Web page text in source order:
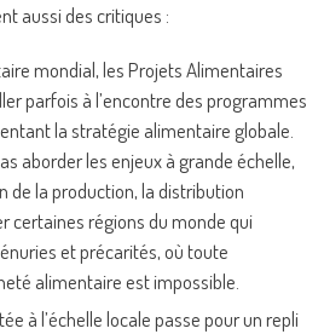
aussi des critiques :
mondial, les Projets Alimentaires
parfois à l’encontre des programmes
la stratégie alimentaire globale.
aborder les enjeux à grande échelle,
de la production, la distribution
certaines régions du monde qui
et précarités, où toute
alimentaire est impossible.
à l’échelle locale passe pour un repli